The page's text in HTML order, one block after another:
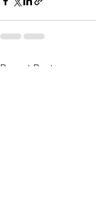
Recent Posts